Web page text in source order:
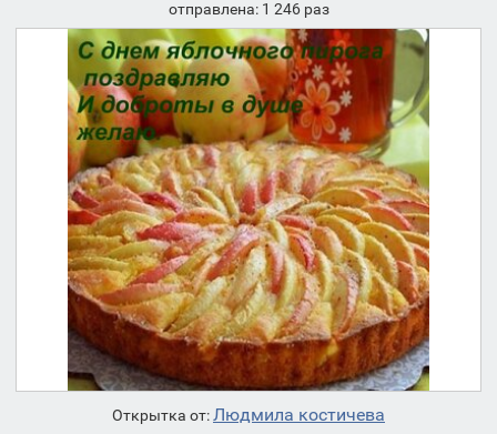
отправлена: 1 246 раз
Открытка от:Людмила костичева